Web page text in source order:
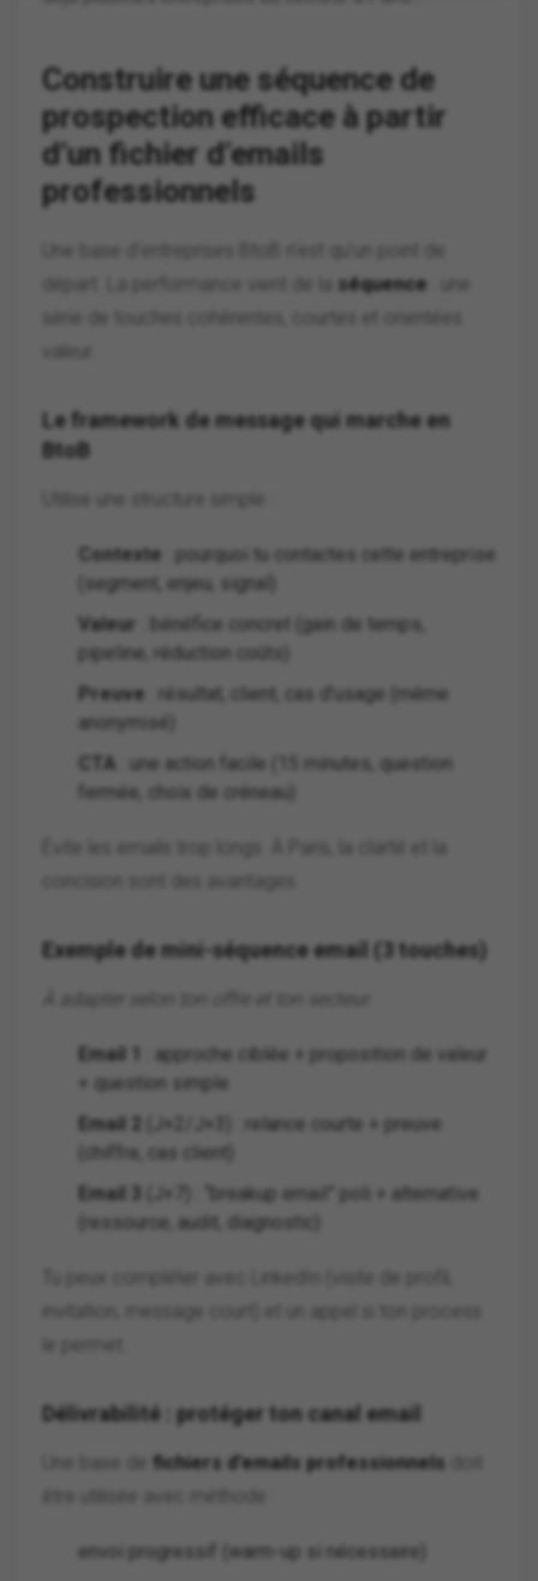
Construire une séquence de
prospection efficace à partir
d’un fichier d’emails
professionnels
départ. La performance vient de la séquence
Le framework de message qui marche en
BtoB
Contexte : pourquoi tu contactes cette entreprise
(segment, enjeu, signal)
Valeur
: bénéfice concret (gain de temps,
pipeline, réduction coûts)
Preuve : résultat, client, cas d’usage (même
anonymisé)
CTA : une action facile (15 minutes, question
fermée, choix de créneau)
Évite les emails trop longs. À Paris, la clarté et la
concision sont des avantages.
Exemple de mini-séquence email (3 touches)
Email 1
: approche ciblée + proposition de valeur
+ question simple
Email 2
(J+2/J+3) : relance courte + preuve
(chiffre, cas client)
Email 3
(J+7) : “breakup email” poli + alternative
(ressource, audit, diagnostic)
invitation, message court) et un appel si ton process
Délivrabilité : protéger ton canal email
fichiers d’emails professionnels
envoi progressif (warm-up si nécessaire)